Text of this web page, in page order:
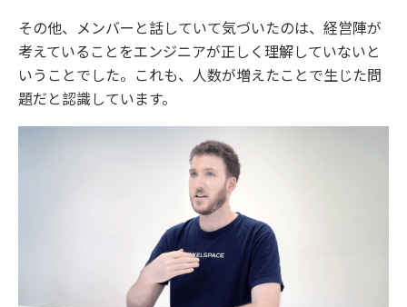
その他、メンバーと話していて気づいたのは、経営陣が
考えていることをエンジニアが正しく理解していないと
いうことでした。これも、人数が増えたことで生じた問
題だと認識しています。